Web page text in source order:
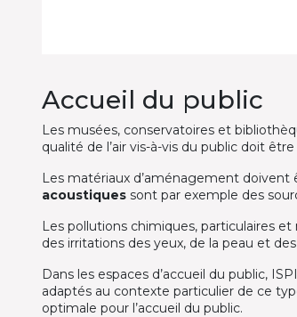
Accueil du public
Les musées, conservatoires et
qualité de l’air vis-à-vis du public doit
Les matériaux d’aménagement doivent
acoustiques sont par exemple des
Les pollutions chimiques, particulaires
des irritations des yeux, de la peau et
Dans les espaces d’accueil du public,
adaptés au contexte particulier de ce
optimale pour l’accueil du public.